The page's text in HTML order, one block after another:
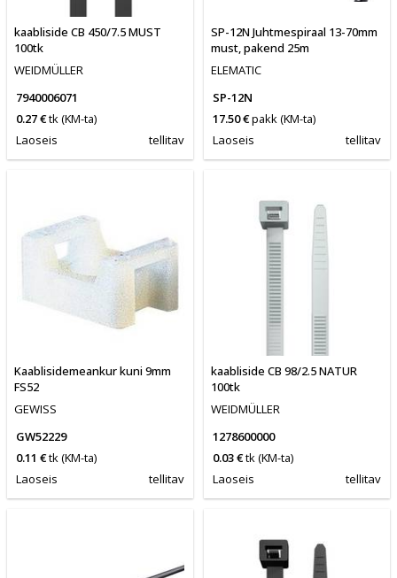
kaabliside CB 450/7.5 MUST
100tk
WEIDMÜLLER
7940006071
0.27 €tk(KM-ta)
Laoseis
tellitav
SP-12N Juhtmespiraal 13-70mm
must, pakend 25m
ELEMATIC
SP-12N
17.50 €pakk(KM-ta)
Laoseis
tellitav
Kaablisidemeankur kuni 9mm
FS52
GEWISS
GW52229
0.11 €tk(KM-ta)
Laoseis
tellitav
kaabliside CB 98/2.5 NATUR
100tk
WEIDMÜLLER
1278600000
0.03 €tk(KM-ta)
Laoseis
tellitav